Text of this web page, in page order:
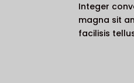
Integer
magna sit
facilisis